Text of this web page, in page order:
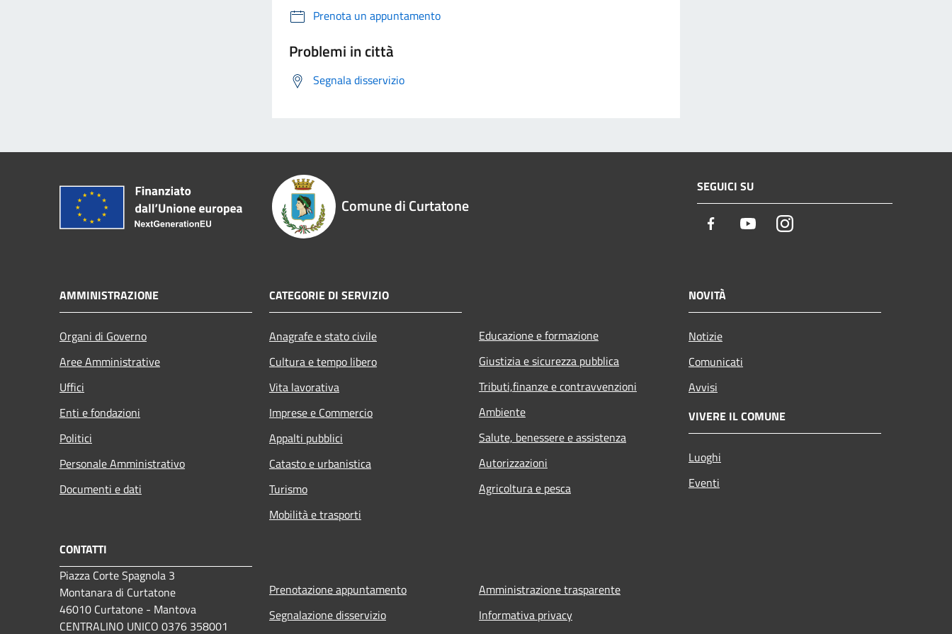
Prenota un appuntamento
Problemi in città
Segnala disservizio
Comune di Curtatone
SEGUICI SU
Facebook YoutubeInstagram
AMMINISTRAZIONE
Organi di Governo
Aree Amministrative
Uffici
Enti e fondazioni
Politici
Personale Amministrativo
Documenti e dati
CATEGORIE DI SERVIZIO
Anagrafe e stato civile
Cultura e tempo libero
Vita lavorativa
Imprese e Commercio
Appalti pubblici
Catasto e urbanistica
Turismo
Mobilità e trasporti
Educazione e formazione
Giustizia e sicurezza pubblica
Tributi,finanze e contravvenzioni
Ambiente
Salute, benessere e assistenza
Autorizzazioni
Agricoltura e pesca
NOVITÀ
Notizie
Comunicati
Avvisi
VIVERE IL COMUNE
Luoghi
Eventi
CONTATTI
Piazza Corte Spagnola 3
Montanara di Curtatone
46010 Curtatone - Mantova
CENTRALINO UNICO 0376 358001
Prenotazione appuntamento
Segnalazione disservizio
Amministrazione trasparente
Informativa privacy